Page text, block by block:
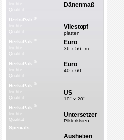
leichte
Qualität
Dänenmaß
HerkuPak
leichte
Qualität
Vliestopf
platten
HerkuPak ®
leichte
Qualität
Euro
36 x 56 cm
HerkuPak ®
leichte
Qualität
Euro
40 x 60
HerkuPak ®
leichte
Qualität
US
10" x 20"
HerkuPak ®
leichte
Qualität
Untersetzer
Pikierkisten
Specials
Ausheben